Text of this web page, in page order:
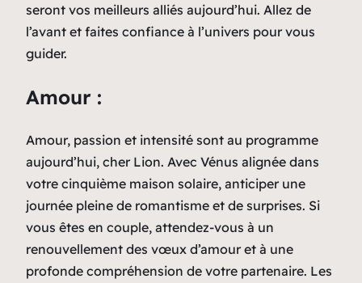
seront vos meilleurs alliés aujourd’hui. Allez de
l’avant et faites confiance à l’univers pour vous
guider.
Amour :
Amour, passion et intensité sont au programme
aujourd’hui, cher Lion. Avec Vénus alignée dans
votre cinquième maison solaire, anticiper une
journée pleine de romantisme et de surprises. Si
vous êtes en couple, attendez-vous à un
renouvellement des vœux d’amour et à une
profonde compréhension de votre partenaire. Les